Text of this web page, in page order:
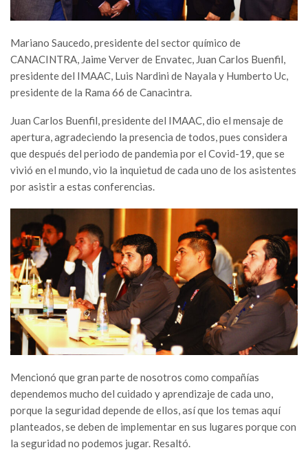
Mariano Saucedo, presidente del sector químico de
CANACINTRA, Jaime Verver de Envatec, Juan Carlos Buenfil,
presidente del IMAAC, Luis Nardini de Nayala y Humberto Uc,
presidente de la Rama 66 de Canacintra.
Juan Carlos Buenfil, presidente del IMAAC, dio el mensaje de
apertura, agradeciendo la presencia de todos, pues considera
que después del periodo de pandemia por el Covid-19, que se
vivió en el mundo, vio la inquietud de cada uno de los asistentes
por asistir a estas conferencias.
Mencionó que gran parte de nosotros como compañías
dependemos mucho del cuidado y aprendizaje de cada uno,
porque la seguridad depende de ellos, así que los temas aquí
planteados, se deben de implementar en sus lugares porque con
la seguridad no podemos jugar. Resaltó.